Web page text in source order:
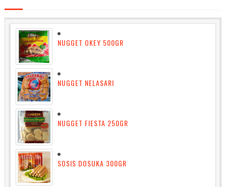
NUGGET OKEY 500GR
NUGGET NELASARI
NUGGET FIESTA 250GR
SOSIS DOSUKA 300GR